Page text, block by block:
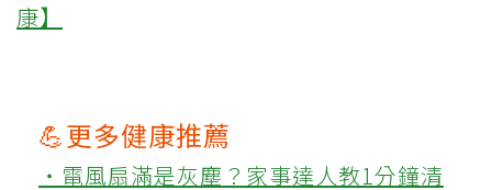
康】
💪更多健康推薦
‧電風扇滿是灰塵？家事達人教1分鐘清